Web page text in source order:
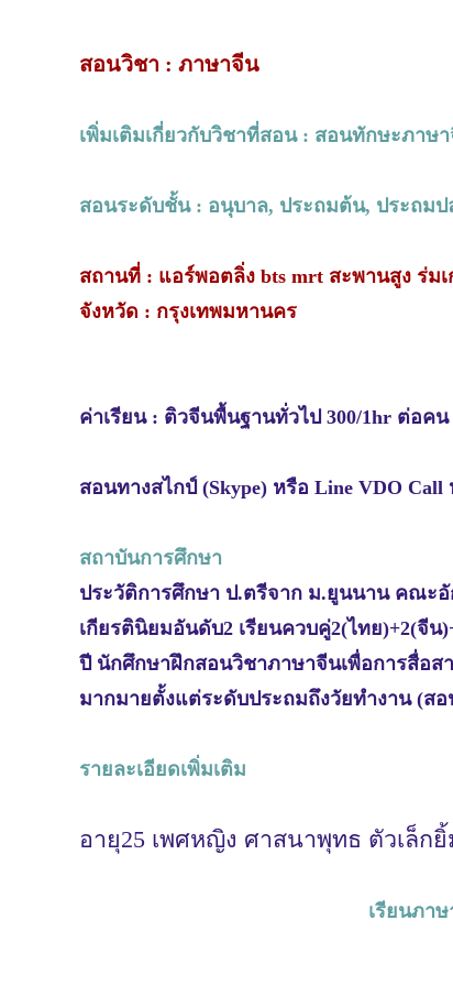
สอนวิชา : ภาษาจีน
เพิ่มเติมเกี่ยวกับวิชาที่สอน : สอนทักษะภาษ
สอนระดับชั้น : อนุบาล, ประถมต้น, ประถม
สถานที่ : แอร์พอตลิ่ง bts mrt สะพานสูง ร่ม
จังหวัด : กรุงเทพมหานคร
ค่าเรียน : ติวจีนพื้นฐานทั่วไป 300/1hr ต่อค
สอนทางสไกป์ (Skype) หรือ Line VDO
สถาบันการศึกษา
ประวัติการศึกษา ป.ตรีจาก ม.ยูนนาน คณะ
เกียรตินิยมอันดับ2 เรียนควบคู่2(ไทย)+2(จี
ปี นักศึกษาฝึกสอนวิชาภาษาจีนเพื่อการสื่อส
มากมายตั้งแต่ระดับประถมถึงวัยทำงาน (สอ
รายละเอียดเพิ่มเติม
อายุ25 เพศหญิง ศาสนาพุทธ ตัวเล็กยิ้
เรียนภา